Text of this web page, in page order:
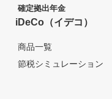
確定拠出年金
iDeCo（イデコ）
商品一覧
節税シミュレーション